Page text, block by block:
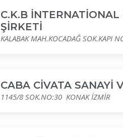
C.K.B
ŞİRKETİ
KALABAK MAH.KOCADAĞ SOK.KAPI
CABA CİVATA SANAYİ
1145/8 SOK.NO:30 KONAK İZMİR